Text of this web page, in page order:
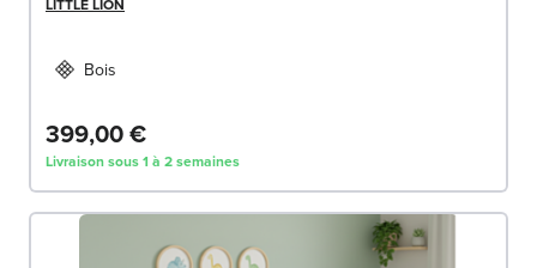
LITTLE LION
Bois
399,00 €
Livraison sous 1 à 2 semaines